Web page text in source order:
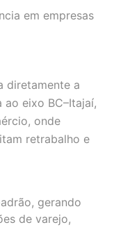
em empresas
diretamente a
eixo BC–Itajaí,
onde
retrabalho e
gerando
de varejo,